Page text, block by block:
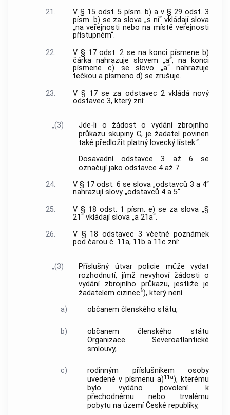
21.
V § 15 odst. 5 písm. b) a v § 29 odst. 3
písm. b) se za slova „s ní“ vkládají slova
„na veřejnosti nebo na místě veřejnosti
přístupném“.
22.
V § 17 odst. 2 se na konci písmene b)
čárka nahrazuje slovem „a“, na konci
písmene c) se slovo „a“ nahrazuje
tečkou a písmeno d) se zrušuje.
23.
V § 17 se za odstavec 2 vkládá nový
odstavec 3, který zní:
„(3)
Jde-li o žádost o vydání zbrojního
průkazu skupiny C, je žadatel povinen
také předložit platný lovecký lístek.“.
Dosavadní odstavce 3 až 6 se
označují jako odstavce 4 až 7.
24.
V § 17 odst. 6 se slova „odstavců 3 a 4“
nahrazují slovy „odstavců 4 a 5“.
25.
V § 18 odst. 1 písm. e) se za slova „§
21“ vkládají slova „a 21a“.
26.
V § 18 odstavec 3 včetně poznámek
pod čarou č. 11a, 11b a 11c zní:
„(3)
Příslušný útvar policie může vydat
rozhodnutí, jímž nevyhoví žádosti o
vydání zbrojního průkazu, jestliže je
žadatelem cizinec6), který není
a)
občanem členského státu,
b)
občanem členského státu
Organizace Severoatlantické
smlouvy,
c)
rodinným příslušníkem osoby
uvedené v písmenu a)11a), kterému
bylo vydáno povolení k
přechodnému nebo trvalému
pobytu na území České republiky,